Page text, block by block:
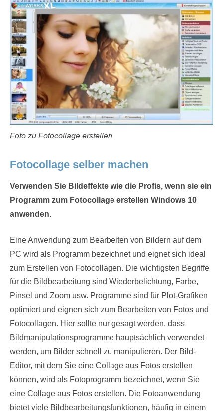
Foto zu Fotocollage erstellen
Fotocollage selber machen
Verwenden Sie Bildeffekte wie die Profis, wenn sie ein
Programm zum Fotocollage erstellen Windows 10
anwenden.
Eine Anwendung zum Bearbeiten von Bildern auf dem
PC wird als Programm bezeichnet und eignet sich ideal
zum Erstellen von Fotocollagen. Die wichtigsten Begriffe
für die Bildbearbeitung sind Wiederbelichtung, Farbe,
Pinsel und Zoom usw. Programme sind für Plot-Grafiken
optimiert und eignen sich zum Bearbeiten von Fotos und
Fotocollagen. Hier sollte nur gesagt werden, dass
Bildmanipulationsprogramme hauptsächlich verwendet
werden, um Bilder schnell zu manipulieren. Der Bild-
Editor, mit dem Sie eine Collage aus Fotos erstellen
können, wird als Fotoprogramm bezeichnet, wenn Sie
eine Collage aus Fotos erstellen. Die Fotoanwendung
bietet viele Bildbearbeitungsfunktionen, häufig in einem